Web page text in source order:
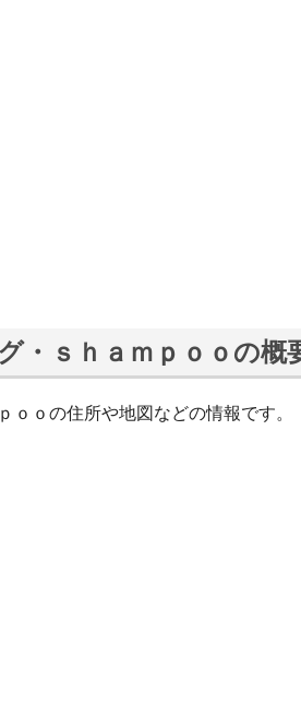
・ｓｈａｍｐｏｏの概
ｏｏの住所や地図などの情報です。